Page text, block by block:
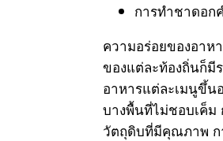
การทำชาดอก
ความอร่อยของอาห
ของแต่ละท้องถิ่นก็มี
อาหารแต่ละเมนูขึ้
บางพื้นที่ไม่ชอบเค็ม
วัตถุดิบที่มีคุณภาพ ก